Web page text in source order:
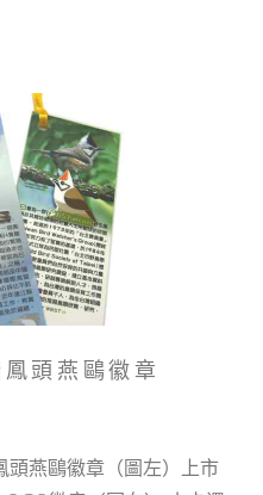
頭燕鷗徽章
頭燕鷗徽章（圖左）上市